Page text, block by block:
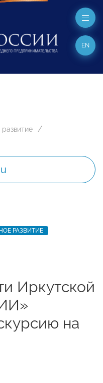
EN
развитие
РАЗВИТИЕ
Иркутской
на